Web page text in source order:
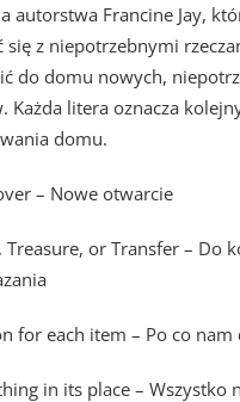
autorstwa Francine Jay,
się z niepotrzebnymi
do domu nowych,
Każda litera oznacza
domu.
– Nowe otwarcie
Treasure, or Transfer – Do
for each item – Po co nam
in its place – Wszystko